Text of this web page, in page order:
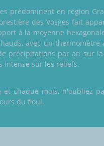
prédominent en région
des Vosges fait
à la moyenne
avec un thermomètre
précipitations par an sur
intense sur les reliefs.
et chaque mois, n'oubliez
du fioul.